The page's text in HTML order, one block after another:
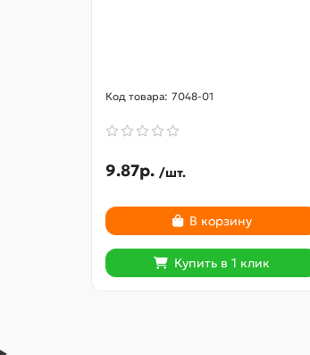
7048-01
9.87р. /шт.
В корзину
Купить в 1 клик